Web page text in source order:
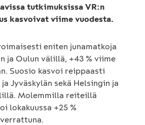
tutkimuksissa VR:n
kasvoivat viime vuodesta.
eniten junamatkoja
ja Oulun välillä, +43 % viime
Suosio kasvoi reippaasti
Jyväskylän sekä Helsingin ja
Molemmilla reiteillä
lokakuussa +25 %